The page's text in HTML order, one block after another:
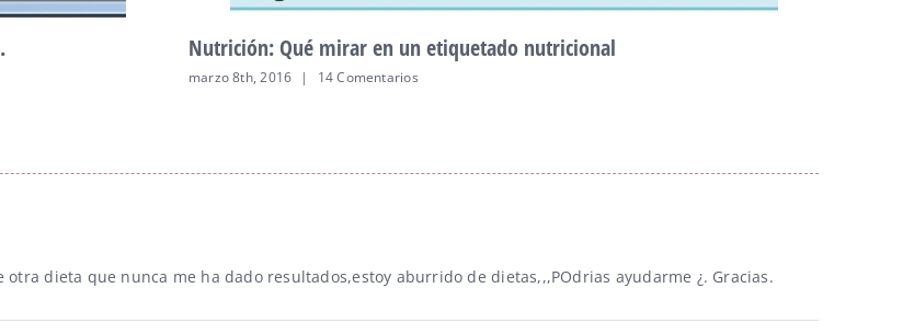
Nutrición: Qué mirar en un etiquetado nutricional
marzo 8th, 2016 | 14 Comentarios
dieta que nunca me ha dado resultados,estoy aburrido de dietas,,,POdrias ayudarme ¿. Gracias.